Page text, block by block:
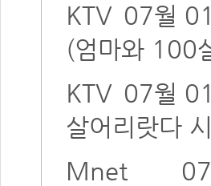
KTV 07월
(엄마와 100
KTV 07월
살어리랏다
Mnet